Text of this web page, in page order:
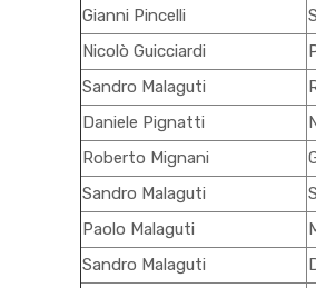
Gianni Pincelli
Nicolò Guicciardi
Sandro Malaguti
Daniele Pignatti
Roberto Mignani
Sandro Malaguti
Paolo Malaguti
Sandro Malaguti